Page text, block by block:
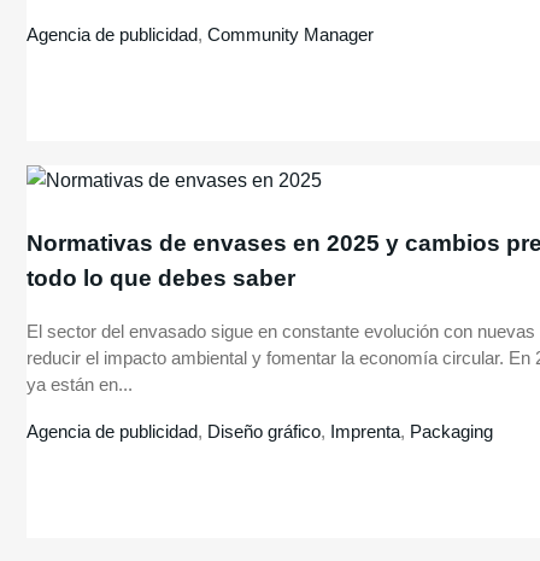
Agencia de publicidad,Community Manager
Normativas de envases en 2025 y cambios
todo lo que debes saber
El sector del envasado sigue en constante evolución con
reducir el impacto ambiental y fomentar la economía circular. En
ya están en...
Agencia de publicidad, Diseño gráfico, Imprenta, Packaging